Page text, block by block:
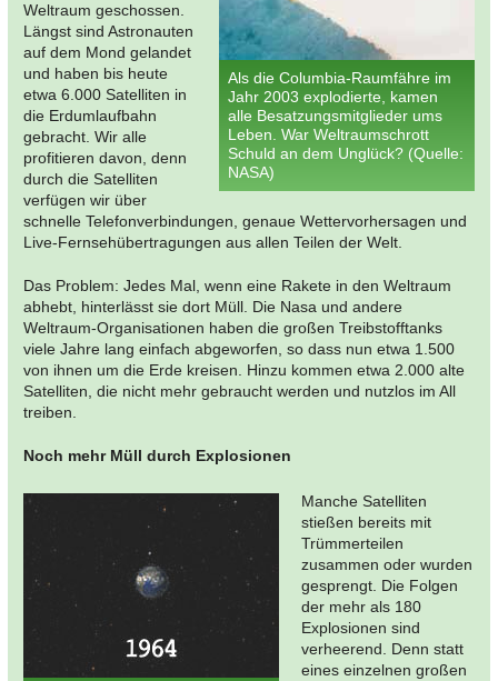
Als die Columbia-Raumfähre im
Jahr 2003 explodierte, kamen
alle Besatzungsmitglieder ums
Leben. War Weltraumschrott
Schuld an dem Unglück? (Quelle:
NASA)
Weltraum geschossen.
Längst sind Astronauten
auf dem Mond gelandet
und haben bis heute
etwa 6.000 Satelliten in
die Erdumlaufbahn
gebracht. Wir alle
profitieren davon, denn
durch die Satelliten
verfügen wir über
schnelle Telefonverbindungen, genaue Wettervorhersagen und
Live-Fernsehübertragungen aus allen Teilen der Welt.
Das Problem: Jedes Mal, wenn eine Rakete in den Weltraum
abhebt, hinterlässt sie dort Müll. Die Nasa und andere
Weltraum-Organisationen haben die großen Treibstofftanks
viele Jahre lang einfach abgeworfen, so dass nun etwa 1.500
von ihnen um die Erde kreisen. Hinzu kommen etwa 2.000 alte
Satelliten, die nicht mehr gebraucht werden und nutzlos im All
treiben.
Noch mehr Müll durch Explosionen
Manche Satelliten
stießen bereits mit
Trümmerteilen
zusammen oder wurden
gesprengt. Die Folgen
der mehr als 180
Explosionen sind
verheerend. Denn statt
eines einzelnen großen